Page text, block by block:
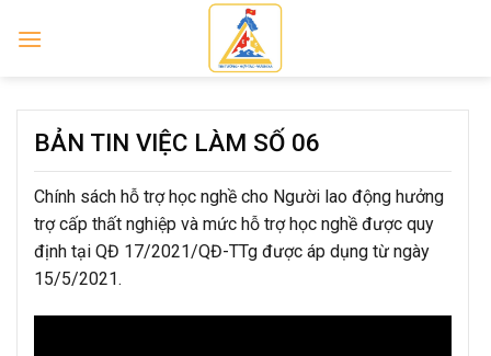
BẢN TIN VIỆC LÀM SỐ 06
Chính sách hỗ trợ học nghề cho Người lao động hưởng
trợ cấp thất nghiệp và mức hỗ trợ học nghề được quy
định tại QĐ 17/2021/QĐ-TTg được áp dụng từ ngày
15/5/2021.